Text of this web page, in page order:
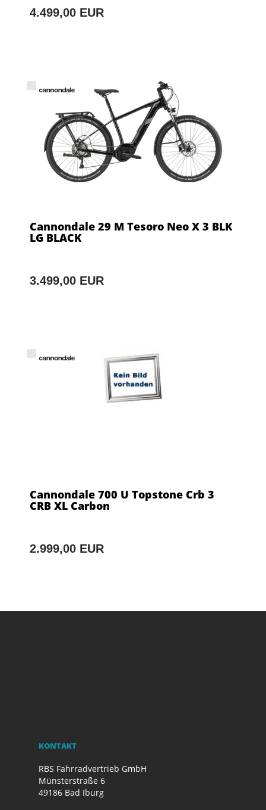
4.499,00 EUR
Cannondale 29 M Tesoro Neo X 3 BLK
LG BLACK
3.499,00 EUR
Cannondale 700 U Topstone Crb 3
CRB XL Carbon
2.999,00 EUR
KONTAKT
RBS Fahrradvertrieb GmbH
Münsterstraße 6
49186 Bad Iburg